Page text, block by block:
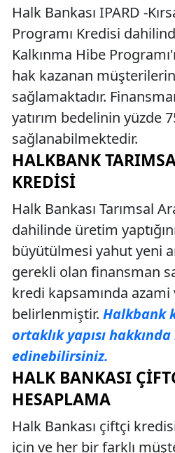
Halk Bankası IPARD -
Programı Kredisi
Kalkınma Hibe
hak kazanan
sağlamaktadır.
yatırım bedelinin yüzde
sağlanabilmektedir.
HALKBANK
KREDISI
Halk Bankası Tarımsal
dahilinde üretim
büyütülmesi yahut yeni
gerekli olan finansman
kredi kapsamında
belirlenmiştir. Halkbank
ortaklık yapısı
edinebilirsiniz.
HALK BANKASI
HESAPLAMA
Halk Bankası çiftçi
için ve her bir farklı